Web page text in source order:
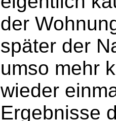
der
später der
umso mehr
wieder
Ergebnisse